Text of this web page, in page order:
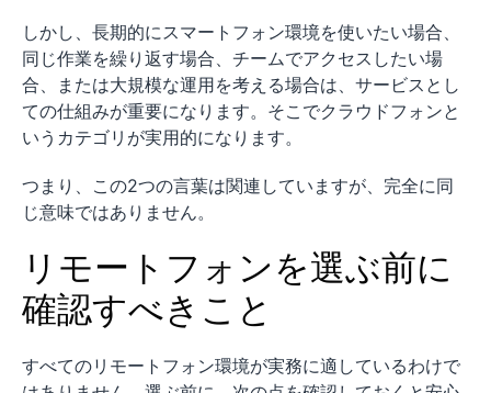
しかし、長期的にスマートフォン環境を使いたい場合、
同じ作業を繰り返す場合、チームでアクセスしたい場
合、または大規模な運用を考える場合は、サービスとし
ての仕組みが重要になります。そこでクラウドフォンと
いうカテゴリが実用的になります。
つまり、この2つの言葉は関連していますが、完全に同
じ意味ではありません。
リモートフォンを選ぶ前に
確認すべきこと
すべてのリモートフォン環境が実務に適しているわけで